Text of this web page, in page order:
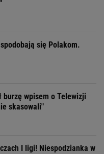
się Polakom.
burzę wpisem o Telewizji
skasowali"
I ligi! Niespodzianka w